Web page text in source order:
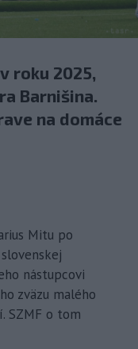
roku 2025,
Barnišina.
na domáce
Mitu po
nástupcovi
zväzu malého
SZMF o tom